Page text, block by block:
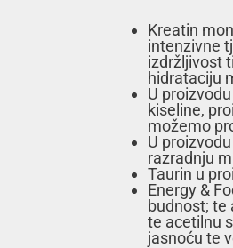
Kreatin
intenzivne
izdržljivost
hidrataciju
U
kiseline,
možemo
U
razradnju
Taurin u
Energy &
budnost; te
te acetilnu
jasnoću te